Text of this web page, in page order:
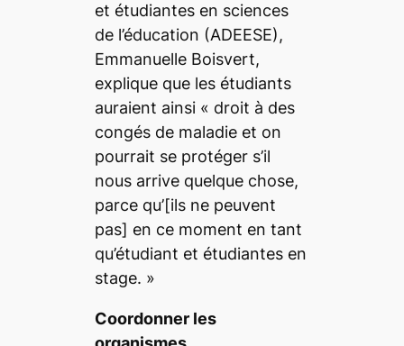
et étudiantes en sciences
de l’éducation (ADEESE),
Emmanuelle Boisvert,
explique que les étudiants
auraient ainsi « droit à des
congés de maladie et on
pourrait se protéger s’il
nous arrive quelque chose,
parce qu’[ils ne peuvent
pas] en ce moment en tant
qu’étudiant et étudiantes en
stage. »
Coordonner les